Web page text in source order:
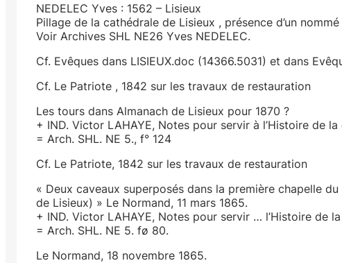
NEDELEC Yves : 1562 – Lisieux
Pillage de la cathédrale de Lisieux , présence d’un
Voir Archives SHL NE26 Yves NEDELEC.
Cf. Evêques dans LISIEUX.doc (14366.5031) et dans
Cf. Le Patriote , 1842 sur les travaux de restauration
Les tours dans Almanach de Lisieux pour 1870 ?
+ IND. Victor LAHAYE, Notes pour servir à l’Histoire de
= Arch. SHL. NE 5., f° 124
Cf. Le Patriote, 1842 sur les travaux de restauration
« Deux caveaux superposés dans la première chapelle
de Lisieux) » Le Normand, 11 mars 1865.
+ IND. Victor LAHAYE, Notes pour servir … l’Histoire de
= Arch. SHL. NE 5. fø 80.
Le Normand, 18 novembre 1865.